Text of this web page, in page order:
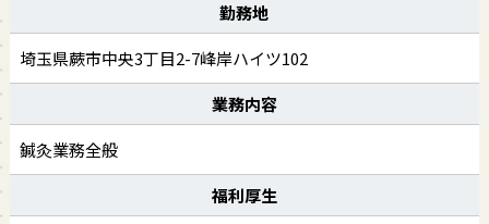
勤務地
埼玉県蕨市中央3丁目2-7峰岸ハイツ102
業務内容
鍼灸業務全般
福利厚生